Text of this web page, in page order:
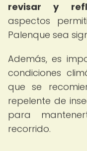
revisar y
aspectos
Palenque sea
Además, es
condiciones
que se
repelente de
para
recorrido.